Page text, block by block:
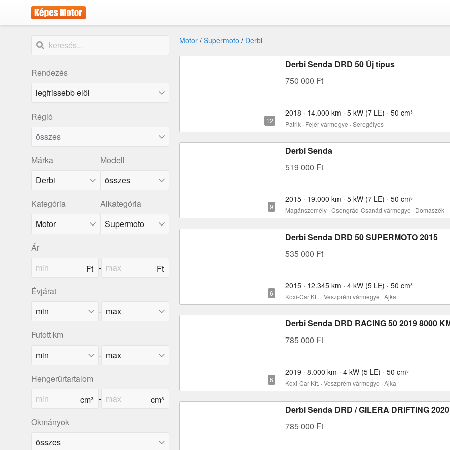
Rendezés
Régió
összes
Márka
Derbi
Modell
összes
Kategória Alkategória
Ár
-
Évjárat
-
Futott km
-
Hengerűrtartalom
-
Okmányok
Motor / Supermoto / Derbi
Derbi Senda DRD 50 Új típus
750 000 Ft
2018 · 14.000 km · 5 kW (7 LE) · 50 cm³
Patrik · Fejér vármegye · Seregélyes
Derbi Senda
519 000 Ft
2015 · 19.000 km · 5 kW (7 LE) · 50 cm³
Magánszemély · Csongrád-Csanád vármegye · Domaszék
Derbi Senda DRD 50 SUPERMOTO 2015
535 000 Ft
2015 · 12.345 km · 4 kW (5 LE) · 50 cm³
Koxi-Car Kft. · Veszprém vármegye · Ajka
Derbi Senda DRD RACING 50 2019 8000
785 000 Ft
2019 · 8.000 km · 4 kW (5 LE) · 50 cm³
Koxi-Car Kft. · Veszprém vármegye · Ajka
Derbi Senda DRD / GILERA DRIFTING 2020
785 000 Ft